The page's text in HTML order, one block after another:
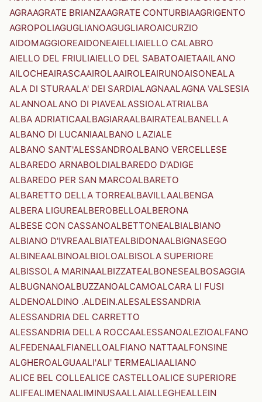
AGRAAGRATE BRIANZAAGRATE CONTURBIAAGRIGENTO
AGROPOLIAGUGLIANOAGUGLIAROAICURZIO
AIDOMAGGIOREAIDONEAIELLIAIELLO CALABRO
AIELLO DEL FRIULIAIELLO DEL SABATOAIETAAILANO
AILOCHEAIRASCAAIROLAAIROLEAIRUNOAISONEALA
ALA DI STURAALA' DEI SARDIALAGNAALAGNA VALSESIA
ALANNOALANO DI PIAVEALASSIOALATRIALBA
ALBA ADRIATICAALBAGIARAALBAIRATEALBANELLA
ALBANO DI LUCANIAALBANO LAZIALE
ALBANO SANT'ALESSANDROALBANO VERCELLESE
ALBAREDO ARNABOLDIALBAREDO D'ADIGE
ALBAREDO PER SAN MARCOALBARETO
ALBARETTO DELLA TORREALBAVILLAALBENGA
ALBERA LIGUREALBEROBELLOALBERONA
ALBESE CON CASSANOALBETTONEALBIALBIANO
ALBIANO D'IVREAALBIATEALBIDONAALBIGNASEGO
ALBINEAALBINOALBIOLOALBISOLA SUPERIORE
ALBISSOLA MARINAALBIZZATEALBONESEALBOSAGGIA
ALBUGNANOALBUZZANOALCAMOALCARA LI FUSI
ALDENOALDINO .ALDEIN.ALESALESSANDRIA
ALESSANDRIA DEL CARRETTO
ALESSANDRIA DELLA ROCCAALESSANOALEZIOALFANO
ALFEDENAALFIANELLOALFIANO NATTAALFONSINE
ALGHEROALGUAALI'ALI' TERMEALIAALIANO
ALICE BEL COLLEALICE CASTELLOALICE SUPERIORE
ALIFEALIMENAALIMINUSAALLAIALLEGHEALLEIN